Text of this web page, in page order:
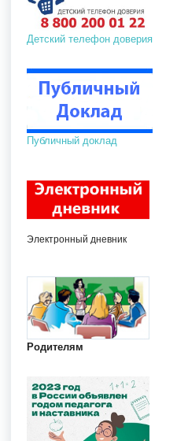
Детский телефон доверия
Публичный доклад
Электронный дневник
Родителям